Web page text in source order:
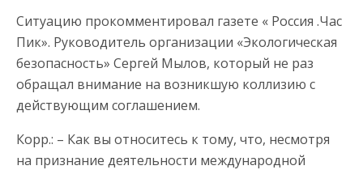
Ситуацию прокомментировал газете « Россия .Час
Пик». Руководитель организации «Экологическая
безопасность» Сергей Мылов, который не раз
обращал внимание на возникшую коллизию с
действующим соглашением.
Корр.: – Как вы относитесь к тому, что, несмотря
на признание деятельности международной